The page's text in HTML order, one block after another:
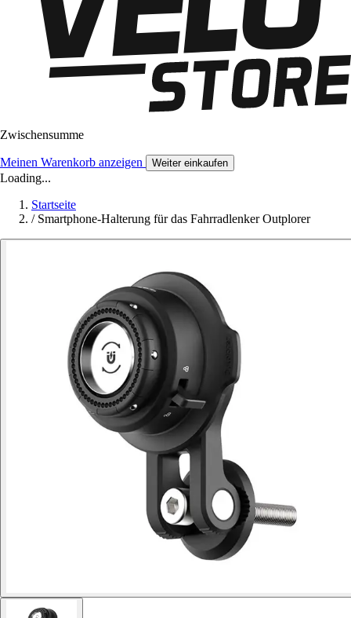
Zwischensumme
Meinen Warenkorb anzeigen Weiter einkaufen
Loading...
Startseite
/ Smartphone-Halterung für das Fahrradlenker Outplorer